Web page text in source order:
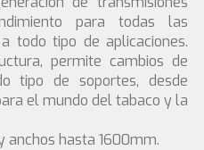
para todas las
todo tipo de aplicaciones.
permite cambios de
tipo de soportes, desde
el mundo del tabaco y la
hasta 1600mm.